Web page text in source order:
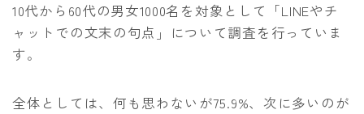
10代から60代の男女1000名を対象として「LINEやチ
ャットでの文末の句点」について調査を行っていま
す。
全体としては、何も思わないが75.9%、次に多いのが